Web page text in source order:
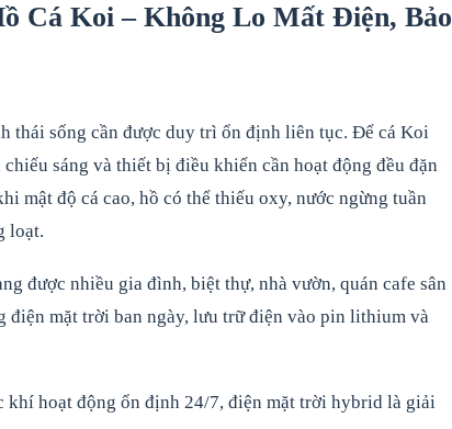
Cá Koi – Không Lo Mất Điện, Bảo
thái sống cần được duy trì ổn định liên tục. Để cá Koi
sáng và thiết bị điều khiển cần hoạt động đều đặn
mật độ cá cao, hồ có thể thiếu oxy, nước ngừng tuần
loạt.
được nhiều gia đình, biệt thự, nhà vườn, quán cafe sân
điện mặt trời ban ngày, lưu trữ điện vào pin lithium và
khí hoạt động ổn định 24/7, điện mặt trời hybrid là giải